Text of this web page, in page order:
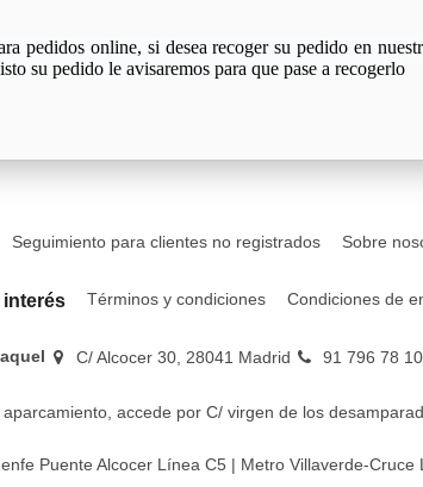
pedidos online, si desea recoger su pedido en
su pedido le avisaremos para que pase a recogerlo
Seguimiento para clientes no registrados Sobre
Términos y condiciones Condiciones de
C/ Alcocer 30, 28041 Madrid 91 796 78 10
aparcamiento, accede por C/ virgen de los
Puente Alcocer Línea C5 | Metro Villaverde-Cruce